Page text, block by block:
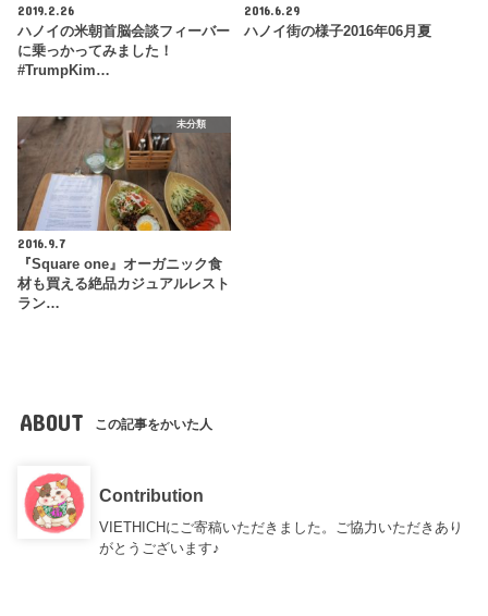
2019.2.26
ハノイの米朝首脳会談フィーバー
に乗っかってみました！
#TrumpKim…
2016.6.29
ハノイ街の様子2016年06月夏
未分類
2016.9.7
『Square one』オーガニック食
材も買える絶品カジュアルレスト
ラン…
ABOUT この記事をかいた人
Contribution
VIETHICHにご寄稿いただきました。ご協力いただきあり
がとうございます♪